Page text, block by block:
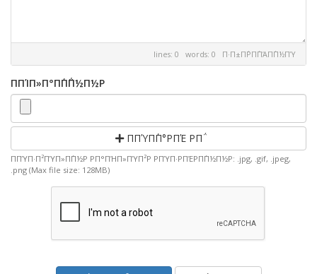
lines: 0 words: 0 Π·Π±Π΅ΡΠ΅ΠΆΠ΅Π½ΠΎ
ΠΠΊΠ»Π°Π΄Π΅Π½Π½Ρ
ΠΠΎΠ΄Π°ΡΠΈ ΡΠ΅
ΠΠΎΠ·Π²ΠΎΠ»Π΅Π½Ρ ΡΠ°ΠΉΠ»ΠΎΠ²Ρ ΡΠΎΠ·ΡΠΈΡΠ΅Π½Π½Ρ: .jpg, .gif, .jpeg,
.png (Max file size: 128MB)